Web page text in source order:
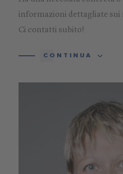
informazioni dettagliate sui
Ci contatti subito!
CONTINUA